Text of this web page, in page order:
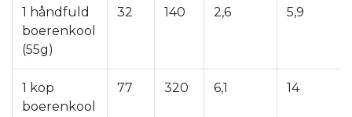
1 håndfuld
boerenkool
(55g)
32 140 2,6 5,9
1 kop
boerenkool
77 320 6,1 14